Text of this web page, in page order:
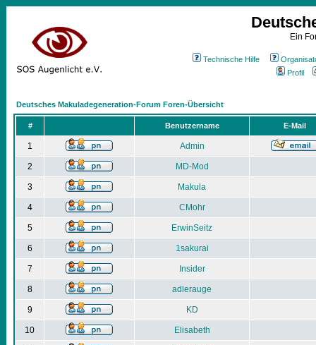
Ein
Technische Hilfe
Profil
Deutsches Makuladegeneration-Forum Foren-Übersicht
# Benutzername E-Mail
1 Admin
2 MD-Mod
3 Makula
4 CMohr
5 ErwinSeitz
6 1sakurai
7 Insider
8 adlerauge
9 KD
10 Elisabeth